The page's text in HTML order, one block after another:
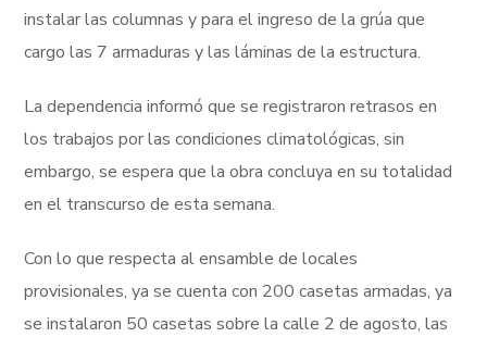
instalar las columnas y para el ingreso de la grúa que
cargo las 7 armaduras y las láminas de la estructura.
La dependencia informó que se registraron retrasos en
los trabajos por las condiciones climatológicas, sin
embargo, se espera que la obra concluya en su totalidad
en el transcurso de esta semana.
Con lo que respecta al ensamble de locales
provisionales, ya se cuenta con 200 casetas armadas, ya
se instalaron 50 casetas sobre la calle 2 de agosto, las